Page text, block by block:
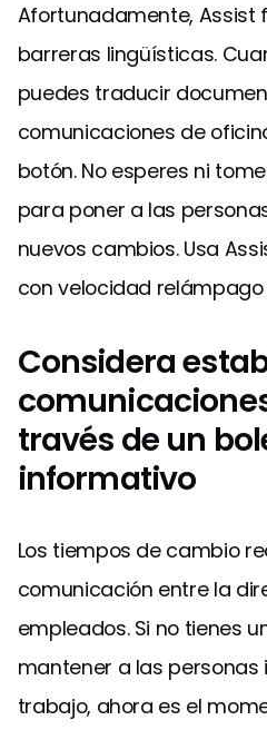
Afortunadamente, Assist
barreras lingüísticas.
puedes traducir
comunicaciones de
botón. No esperes ni
para poner a las
nuevos cambios. Usa
con velocidad
Considera
través de un
informativo
Los tiempos de cambio
comunicación entre la
empleados. Si no tienes
mantener a las personas
trabajo, ahora es el